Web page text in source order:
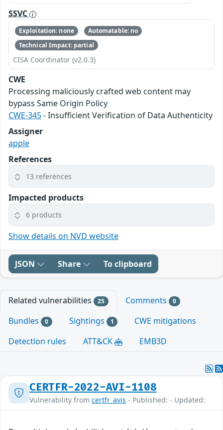
SSVC
Exploitation: none
Automatable: no
Technical Impact: partial
CISA Coordinator (v2.0.3)
CWE
Processing maliciously crafted web content may
bypass Same Origin Policy
CWE-345- Insufficient Verification of Data Authenticity
Assigner
apple
References
13 references
Impacted products
6 products
Show details on NVD website
JSON Share To clipboard
Related vulnerabilities 25 Comments 0
Bundles 0 Sightings 1
CWE mitigations
Detection rules
ATT&CK EMB3D
CERTFR-2022-AVI-1108
Vulnerability from certfr_avis - Published: - Updated: